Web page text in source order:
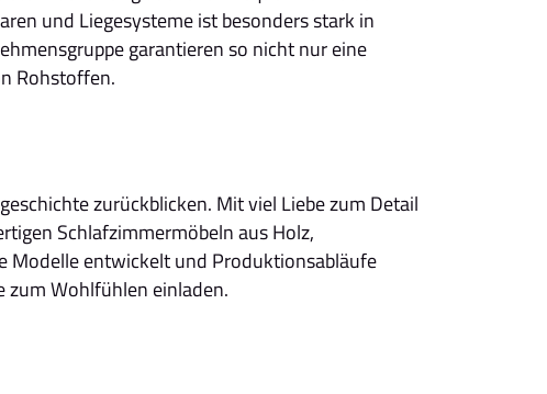
und Liegesysteme ist besonders stark in
garantieren so nicht nur eine
Rohstoffen.
zurückblicken. Mit viel Liebe zum Detail
Schlafzimmermöbeln aus Holz,
Modelle entwickelt und Produktionsabläufe
zum Wohlfühlen einladen.